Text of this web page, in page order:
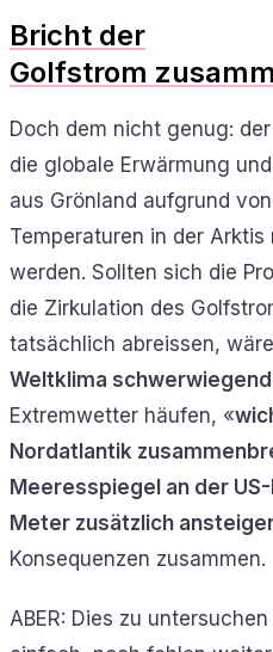
Bricht der
Golfstrom
Doch dem nicht genug:
die globale Erwärmung
aus Grönland aufgrund
Temperaturen in der
werden. Sollten sich die
die Zirkulation des
tatsächlich abreissen,
Weltklima schwerwiegend
Extremwetter häufen, «
Nordatlantik
Meeresspiegel an der
Meter zusätzlich
Konsequenzen zusammen.
ABER: Dies zu